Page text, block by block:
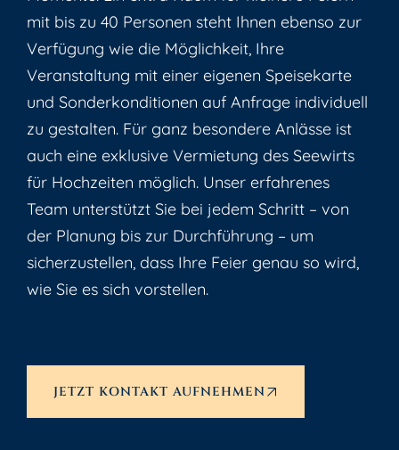
mit bis zu 40 Personen steht Ihnen ebenso zur
Verfügung wie die Möglichkeit, Ihre
Veranstaltung mit einer eigenen Speisekarte
und Sonderkonditionen auf Anfrage individuell
zu gestalten. Für ganz besondere Anlässe ist
auch eine exklusive Vermietung des Seewirts
für Hochzeiten möglich. Unser erfahrenes
Team unterstützt Sie bei jedem Schritt – von
der Planung bis zur Durchführung – um
sicherzustellen, dass Ihre Feier genau so wird,
wie Sie es sich vorstellen.
JETZT KONTAKT AUFNEHMEN